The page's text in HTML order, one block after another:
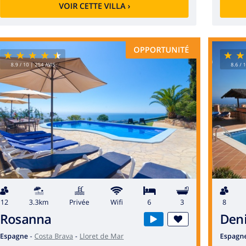
VOIR CETTE VILLA›
8.9/ 10 |254 AVIS
OPPORTUNITÉ
12 3.3km privée wifi 6 3
Rosanna
Espagne - Costa Brava - Lloret de Mar
8.6/
8